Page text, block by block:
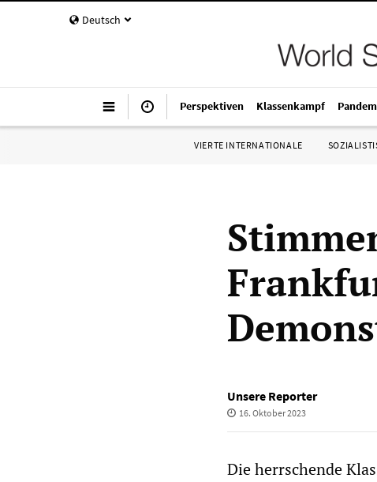
Deutsch
Perspektiven Klassenkampf
VIERTE INTERNATIONALE
Unsere Reporter
16. Oktober 2023
Die herrschende